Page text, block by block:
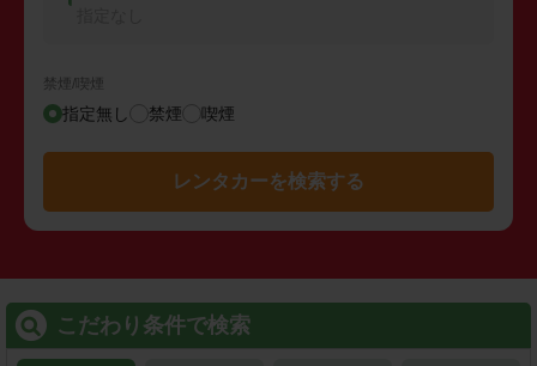
禁煙/喫煙
指定無し 禁煙 喫煙
レンタカーを検索する
こだわり条件で検索